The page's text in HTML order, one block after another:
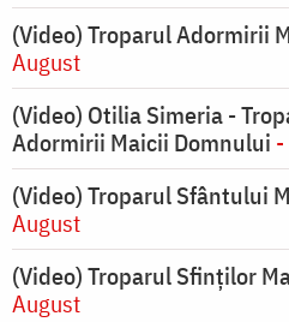
(Video) Troparul Adormirii
August
(Video) Otilia Simeria -
Adormirii Maicii Domnului
(Video) Troparul Sfântului
August
(Video) Troparul Sfinților
August